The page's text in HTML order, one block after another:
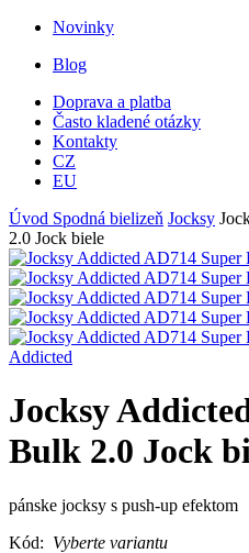
Novinky
Blog
Doprava a platba
Často kladené otázky
Kontakty
CZ
EU
Úvod Spodná bielizeň Jocksy
2.0 Jock biele
Addicted
Jocksy
Bulk 2.0 Jock
pánske jocksy s push-up efektom
Kód: Vyberte variantu